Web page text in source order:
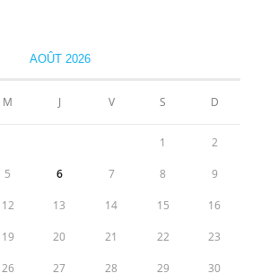
AOÛT 2026
M J V S D
1 2
5 6 7 8 9
12 13 14 15 16
19 20 21 22 23
26 27 28 29 30